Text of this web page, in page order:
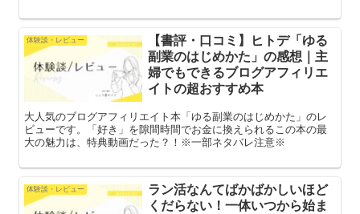
体験談・レビュー
【書評・口コミ】ヒトデ「ゆる
副業のはじめかた」の感想｜主
婦でもできるブログアフィリエ
イトの超おすすめ本
大人気のブログアフィリエイト本「ゆる副業のはじめかた」のレ
ビューです。「好き」を隙間時間でお金に換えられるこの本の最
大の魅力は、特典動画だった？！※一部ネタバレ注意※
体験談・レビュー
ラン活なんてばかばかしいほど
くだらない！一体いつから始ま